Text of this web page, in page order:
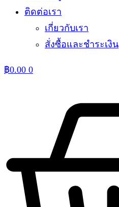
ติดต่อเรา
เกี่ยวกับเรา
สั่งซื้อและชำระเงิน
฿0.00 0